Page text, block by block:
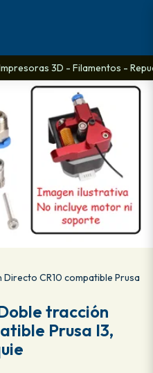
3D - Filamentos -
CR10 compatible Prusa
tracción
Prusa I3,